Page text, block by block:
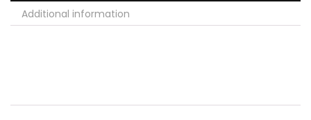
Additional information